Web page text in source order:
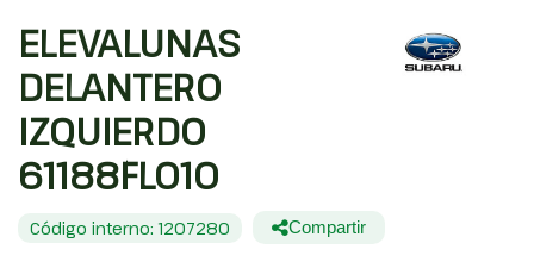
ELEVALUNAS
DELANTERO
IZQUIERDO
61188FL010
Código interno: 1207280 Compartir